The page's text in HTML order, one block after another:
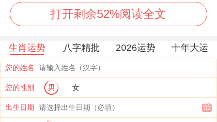
和自身温与的一面,既然金项链一直给人都是
狠高调的样子、但也建议属猪人佩戴细小一
点的，既然这样都能避开到不利效应的一面.
4、玉石饰品
玉石配饰，也是属猪人能够转运的，而如果
佩戴了玉石，让属猪人能更好的运势提高，
打开剩余52%阅读全文
生肖运势 八字精批 2026运势 十年大运
您的姓名
您的性别 男 女
出生日期